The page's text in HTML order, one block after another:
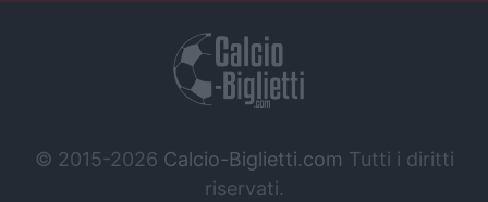
© 2015-2026 Calcio-Biglietti.com Tutti i diritti
riservati.